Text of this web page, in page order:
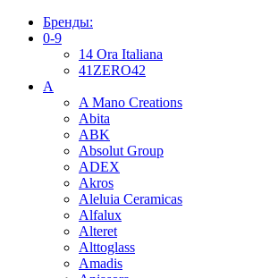
Бренды:
0-9
14 Ora Italiana
41ZERO42
A
A Mano Creations
Abita
ABK
Absolut Group
ADEX
Akros
Aleluia Ceramicas
Alfalux
Alteret
Alttoglass
Amadis